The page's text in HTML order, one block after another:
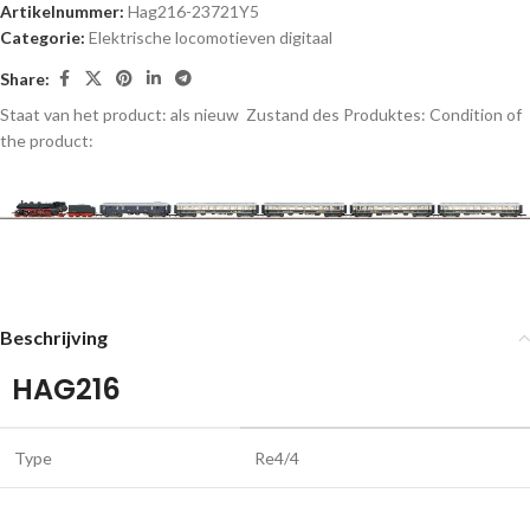
Artikelnummer: Hag216-23721Y5
Categorie: Elektrische locomotieven digitaal
Share:
Staat van het product: als nieuw Zustand des Produktes: Condition of
the product:
Beschrijving
HAG216
Type Re4/4